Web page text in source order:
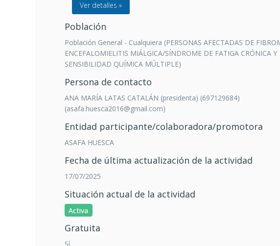
Ver detalles »
Población
Población General - Cualquiera (PERSONAS AFECTADAS DE
ENCEFALOMIELITIS MIÁLGICA/SÍNDROME DE FATIGA CRÓNICA Y
SENSIBILIDAD QUÍMICA MÚLTIPLE)
Persona de contacto
ANA MARÍA LATAS CATALÁN (presidenta) (697129684)
(asafa.huesca2016@gmail.com)
Entidad participante/colaboradora/promotora
ASAFA HUESCA
Fecha de última actualización de la actividad
17/07/2025
Situación actual de la actividad
Activa
Gratuita
Sí